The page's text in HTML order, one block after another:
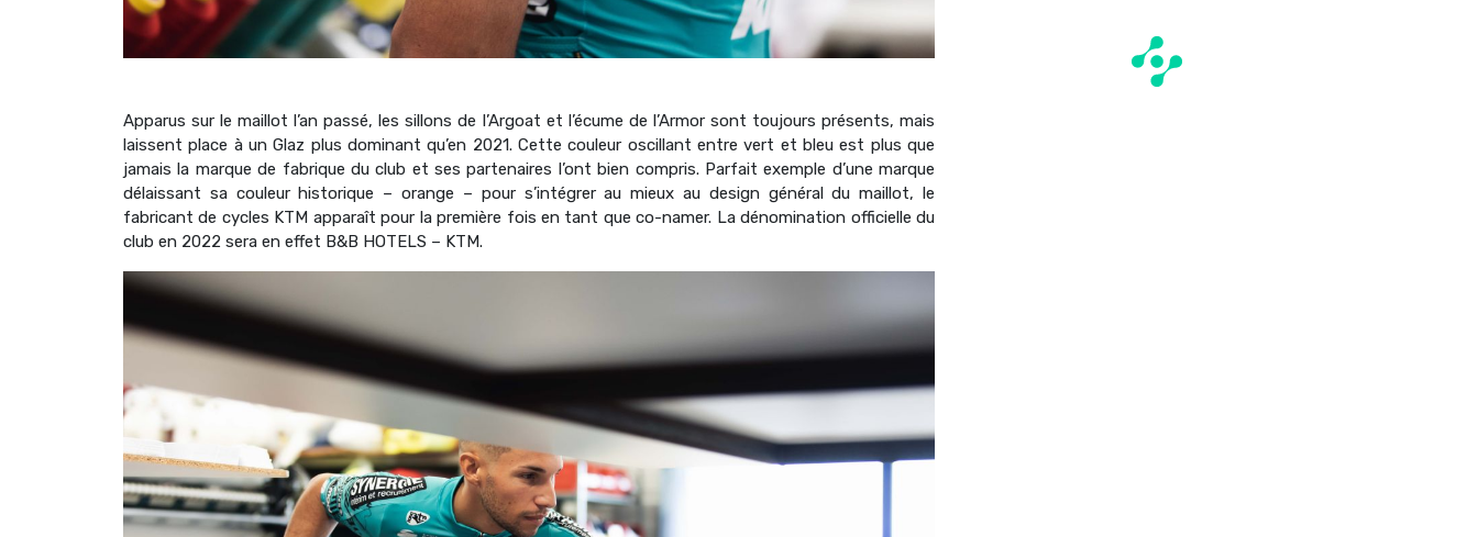
Apparus sur le maillot l’an passé, les sillons de l’Argoat et l’écume de l’Armor sont toujours présents, mais
laissent place à un Glaz plus dominant qu’en 2021. Cette couleur oscillant entre vert et bleu est plus que
jamais la marque de fabrique du club et ses partenaires l’ont bien compris. Parfait exemple d’une marque
délaissant sa couleur historique – orange – pour s’intégrer au mieux au design général du maillot, le
fabricant de cycles KTM apparaît pour la première fois en tant que co-namer. La dénomination officielle du
club en 2022 sera en effet B&B HOTELS – KTM.